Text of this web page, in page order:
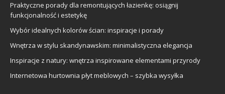
Praktyczne porady dla remontujących łazienkę: osiągnij
funkcjonalność i estetykę
Wybór idealnych kolorów ścian: inspiracje i porady
Wnętrza w stylu skandynawskim: minimalistyczna elegancja
Inspiracje z natury: wnętrza inspirowane elementami przyrody
Internetowa hurtownia płyt meblowych – szybka wysyłka